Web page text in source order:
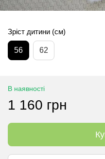
Зріст дитини (см)
56 62
В наявності
1 160 грн